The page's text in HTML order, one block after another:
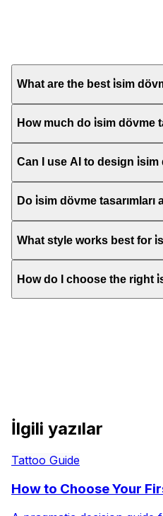
What are the best i̇sim
How much do i̇sim dövme
Can I use AI to design i̇sim
Do i̇sim dövme tasarımları
What style works best for
How do I choose the right
İlgili yazılar
Tattoo Guide
How to Choose Your